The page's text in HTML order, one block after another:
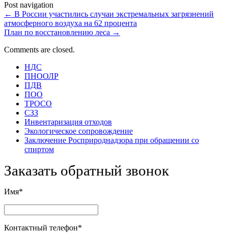
Post navigation
← В России участились случаи экстремальных загрязнений
атмосферного воздуха на 62 процента
План по восстановлению леса →
Comments are closed.
НДС
ПНООЛР
ПДВ
ПОО
ТРОСО
СЗЗ
Инвентаризация отходов
Экологическое сопровождение
Заключение Росприроднадзора при обращении со
спиртом
Заказать обратный звонок
Имя*
Контактный телефон*